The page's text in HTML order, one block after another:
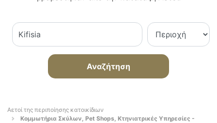
Αναζήτηση
Αετοί της περιποίησης κατοικίδιων
Κομμωτήρια Σκύλων, Pet Shops, Κτηνιατρικές Υπηρεσίες -